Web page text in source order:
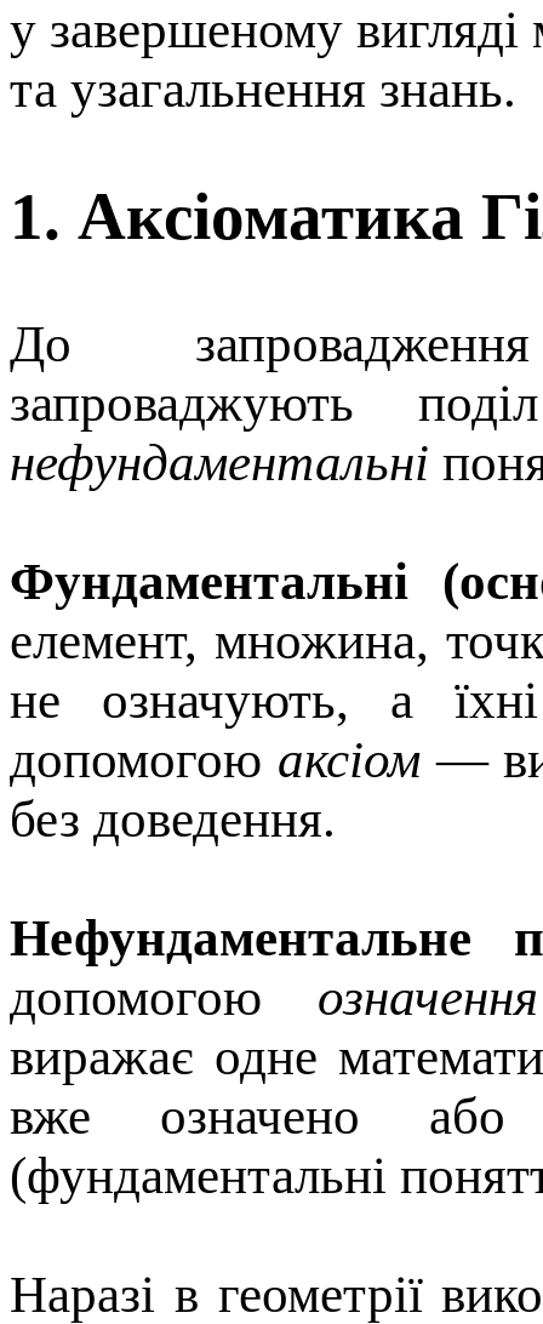
у завершеному вигляді
та узагальнення знань.
1. Аксіоматика
До
запроваджують
нефунда­ментальні
Фундаментальні
елемент, множина,
не означують, а
допомогою аксіом—
без доведення.
Нефундаментальне
допомогою означення
виражає одне
вже означено або
(фундаментальні
Наразі в геометрії